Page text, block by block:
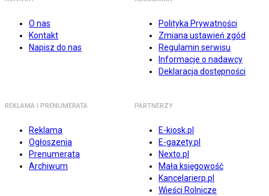
O nas
Kontakt
Napisz do nas
Polityka Prywatności
Zmiana ustawień zgód
Regulamin serwisu
Informacje o nadawcy
Deklaracja dostępności
REKLAMA I PRENUMERATA
Reklama
Ogłoszenia
Prenumerata
Archiwum
PARTNERZY
E-kiosk.pl
E-gazety.pl
Nexto.pl
Mała księgowość
Kancelarierp.pl
Wieści Rolnicze